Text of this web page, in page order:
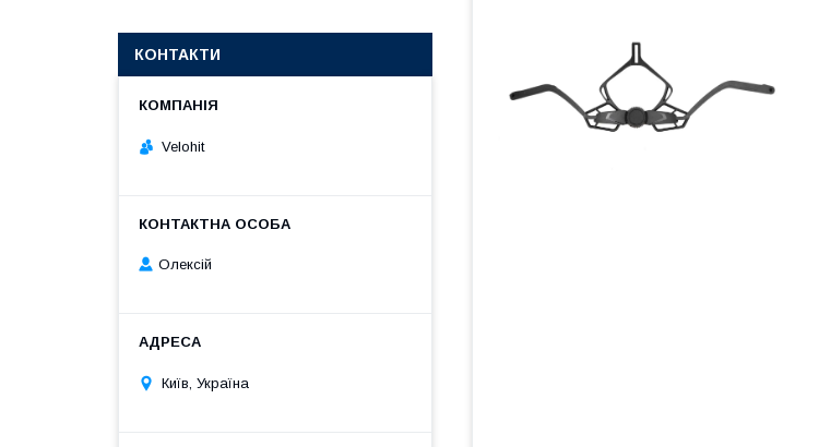
КОНТАКТИ
Velohit
Олексій
Київ, Україна